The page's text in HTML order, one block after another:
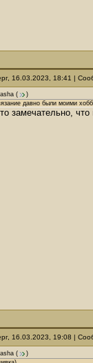
16.03.2023, 18:41 |
(
)
давно были моими
замечательно,
16.03.2023, 19:08 |
(
)